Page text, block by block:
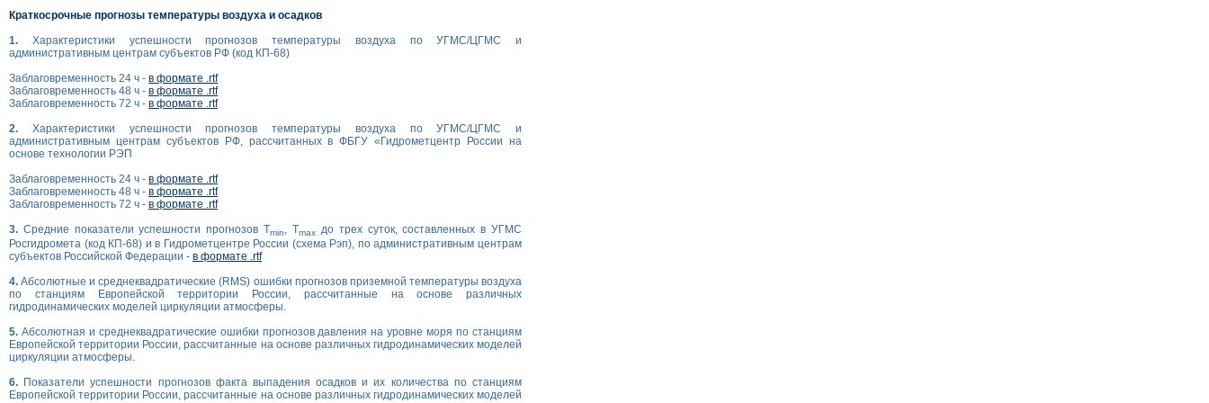
Краткосрочные прогнозы температуры воздуха и осадков
1. Характеристики успешности прогнозов температуры воздуха по УГМС/ЦГМС и
административным центрам субъектов РФ (код КП-68)
Заблаговременность 24 ч - в формате .rtf
Заблаговременность 48 ч - в формате .rtf
Заблаговременность 72 ч - в формате .rtf
2. Характеристики успешности прогнозов температуры воздуха по УГМС/ЦГМС и
административным центрам субъектов РФ, рассчитанных в ФБГУ «Гидрометцентр России на
основе технологии РЭП
Заблаговременность 24 ч - в формате .rtf
Заблаговременность 48 ч - в формате .rtf
Заблаговременность 72 ч - в формате .rtf
3. Средние показатели успешности прогнозов Tmin, Tmax до трех суток, составленных в УГМС
Росгидромета (код КП-68) и в Гидрометцентре России (схема Рэп), по административным центрам
субъектов Российской Федерации - в формате .rtf
4. Абсолютные и среднеквадратические (RMS) ошибки прогнозов приземной температуры воздуха
по станциям Европейской территории России, рассчитанные на основе различных
гидродинамических моделей циркуляции атмосферы.
5. Абсолютная и среднеквадратические ошибки прогнозов давления на уровне моря по станциям
Европейской территории России, рассчитанные на основе различных гидродинамических моделей
циркуляции атмосферы.
6. Показатели успешности прогнозов факта выпадения осадков и их количества по станциям
Европейской территории России, рассчитанные на основе различных гидродинамических моделей